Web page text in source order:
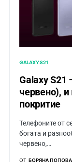
GALAXY S21
Galaxy
червено), и
покритие
Телефоните от
богата и
червено,…
ОТ БОРЯНА ПОПОВА